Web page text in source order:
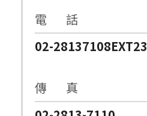
電 話
02-28137108EXT23
傳 真